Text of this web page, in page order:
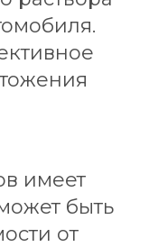
имеет
быть
от